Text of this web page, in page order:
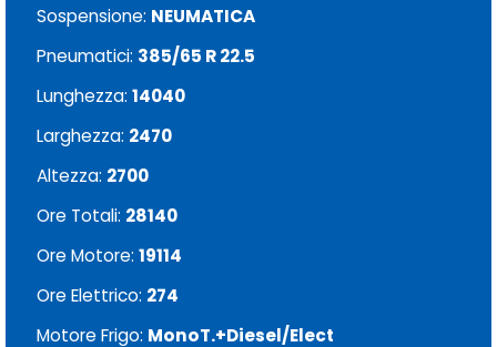
Sospensione: NEUMATICA
Pneumatici: 385/65 R 22.5
Lunghezza: 14040
Larghezza: 2470
Altezza: 2700
Ore Totali: 28140
Ore Motore: 19114
Ore Elettrico: 274
Motore Frigo: MonoT.+Diesel/Elect